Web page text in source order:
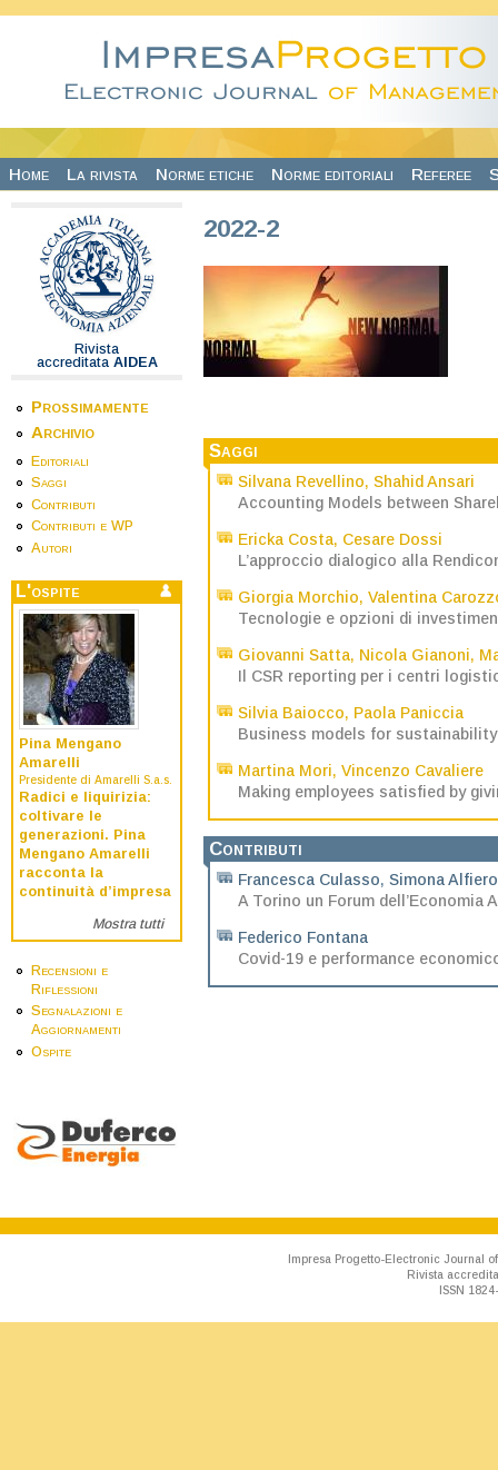
Home La rivista Norme etiche Norme editoriali Referee
Rivista
accreditata AIDEA
Prossimamente
Archivio
Editoriali
Saggi
Contributi
Contributi e WP
Autori
L'ospite
Pina Mengano
Amarelli
Presidente di Amarelli S.a.s.
Radici e liquirizia:
coltivare le
generazioni. Pina
Mengano Amarelli
racconta la
continuità d’impresa
Mostra tutti
Recensioni e
Riflessioni
Segnalazioni e
Aggiornamenti
Ospite
2022-2
Saggi
Silvana Revellino, Shahid Ansari
Accounting Models between
Ericka Costa, Cesare Dossi
L’approccio dialogico alla
Giorgia Morchio, Valentina
Tecnologie e opzioni di
Giovanni Satta, Nicola Gianoni,
Il CSR reporting per i centri
Silvia Baiocco, Paola Paniccia
Business models for
Martina Mori, Vincenzo Cavaliere
Making employees satisfied by
Contributi
Francesca Culasso, Simona Alfiero
A Torino un Forum
Federico Fontana
Covid-19 e performance
Impresa Progetto-Electronic Journal
Rivista
ISSN